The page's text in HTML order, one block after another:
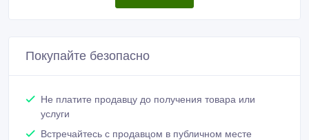
Покупайте безопасно
Не платите продавцу до получения товара или
услуги
Встречайтесь с продавцом в публичном месте